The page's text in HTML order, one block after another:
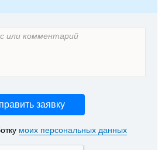
заявку
моих персональных данных